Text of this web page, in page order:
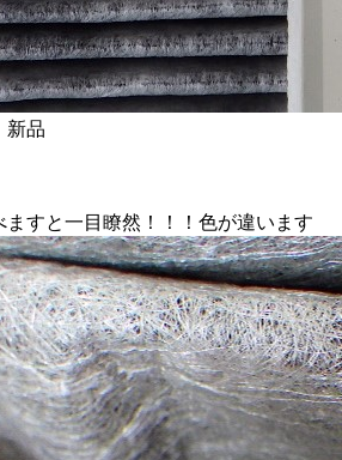
品
すと一目瞭然！！！色が違います